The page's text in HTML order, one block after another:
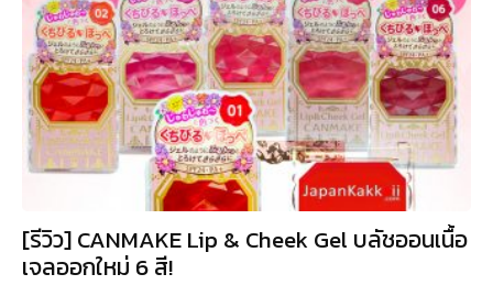
[รีวิว] CANMAKE Lip & Cheek Gel บลัชออนเนื้อ
เจลออกใหม่ 6 สี!